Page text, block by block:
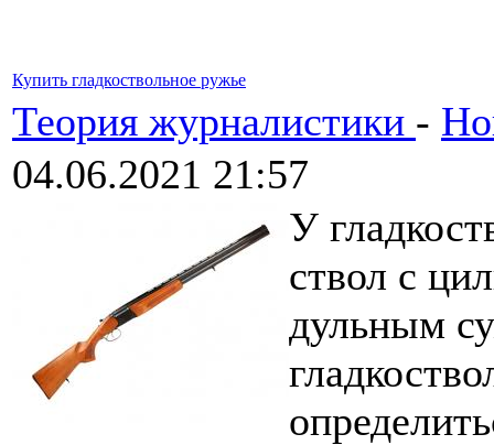
Купить гладкоствольное ружье
Теория журналистики -
04.06.2021 21:57
У
ствол с
дульным